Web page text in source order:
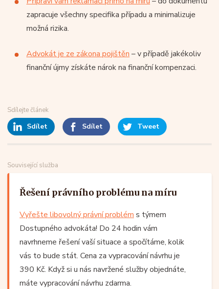
zapracuje všechny specifika případu a minimalizuje
možná rizika.
Advokát je ze zákona pojištěn – v případě jakékoliv
finanční újmy získáte nárok na finanční kompenzaci.
Sdílejte článek
Sdílet Sdílet Tweet
Související služba
Řešení právního problému na míru
Vyřešte libovolný právní problém s týmem
Dostupného advokáta! Do 24 hodin vám
navrhneme řešení vaší situace a spočítáme, kolik
vás to bude stát. Cena za vypracování návrhu je
390 Kč. Když si u nás navržené služby objednáte,
máte vypracování návrhu zdarma.